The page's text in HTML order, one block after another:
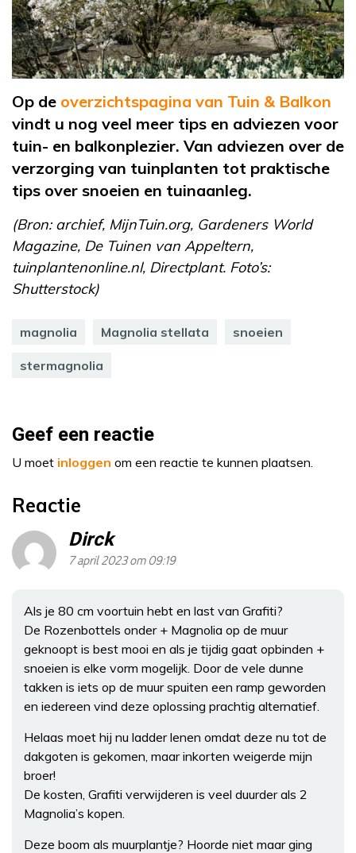
Op de overzichtspagina van Tuin & Balkon
vindt u nog veel meer tips en adviezen voor
tuin- en balkonplezier. Van adviezen over de
verzorging van tuinplanten tot praktische
tips over snoeien en tuinaanleg.
(Bron: archief, MijnTuin.org, Gardeners World
Magazine, De Tuinen van Appeltern,
tuinplantenonline.nl, Directplant. Foto’s:
Shutterstock)
magnolia Magnolia stellata snoeien
stermagnolia
Geef een reactie
U moet inloggen om een reactie te kunnen plaatsen.
Reactie
Dirck
7 april 2023 om 09:19
Als je 80 cm voortuin hebt en last van Grafiti?
De Rozenbottels onder + Magnolia op de muur
geknoopt is best mooi en als je tijdig gaat opbinden +
snoeien is elke vorm mogelijk. Door de vele dunne
takken is iets op de muur spuiten een ramp geworden
en iedereen vind deze oplossing prachtig alternatief.
Helaas moet hij nu ladder lenen omdat deze nu tot de
dakgoten is gekomen, maar inkorten weigerde mijn
broer!
De kosten, Grafiti verwijderen is veel duurder als 2
Magnolia’s kopen.
Deze boom als muurplantje? Hoorde niet maar ging